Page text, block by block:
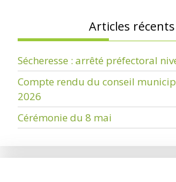
Articles récents
Sécheresse : arrêté préfectoral
Compte rendu du conseil
2026
Cérémonie du 8 mai